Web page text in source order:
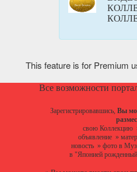
This feature is for Premium
Все возможности
Зарегистрировавшись, Вы
свою Коллекцию
объявление»
новость» фото в
в "Японией